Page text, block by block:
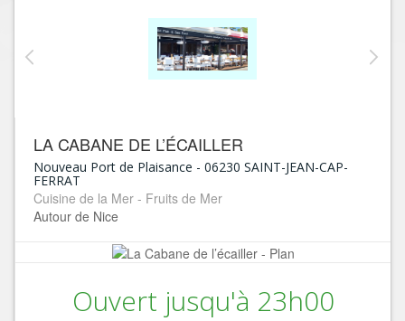
LA CABANE DE L’ÉCAILLER
Nouveau Port de Plaisance - 06230 SAINT-JEAN-CAP-
FERRAT
Cuisine de la Mer - Fruits de Mer
Autour de Nice
Ouvert jusqu'à 23h00